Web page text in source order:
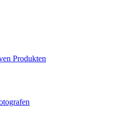
Produkten